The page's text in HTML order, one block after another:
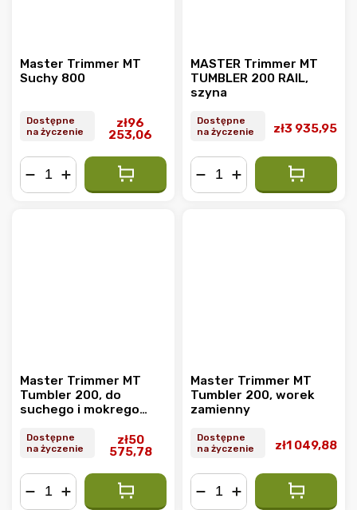
Master Trimmer MT
Suchy 800
Dostępne
na życzenie
zł96
253,06
MASTER Trimmer MT
TUMBLER 200 RAIL,
szyna
Dostępne
na życzenie
zł3 935,95
Master Trimmer MT
Tumbler 200, do
suchego i mokrego
Dostępne
na życzenie
zł50
575,78
Master Trimmer MT
Tumbler 200, worek
zamienny
Dostępne
na życzenie
zł1 049,88